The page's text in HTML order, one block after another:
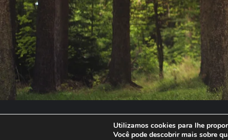
Utilizamos cookies para lhe
Você pode descobrir mais sobre